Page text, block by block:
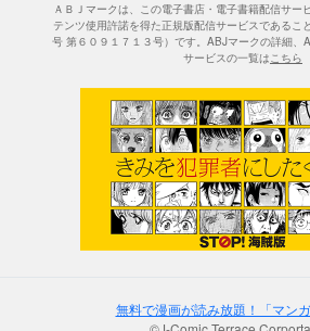
ＡＢＪマークは、この電子書店・電子書籍配信サー
テンツ使用許諾を得た正規版配信サービスであるこ
号 第６０９１７１３号）です。ABJマークの詳細、
サービスの一覧はこちら
無料で漫画が読み放題！「マンガ